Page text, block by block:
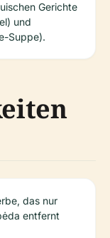
Gerichte
und
Suppe).
das nur
entfernt